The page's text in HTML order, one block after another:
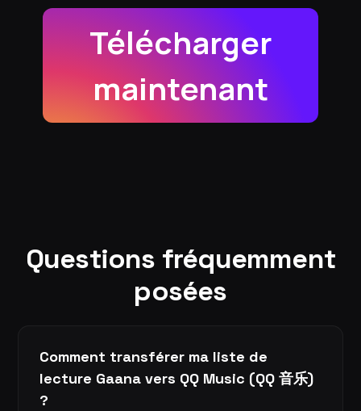
Télécharger
maintenant
Questions fréquemment
posées
Comment transférer ma liste de
lecture Gaana vers QQ Music (QQ 音乐)
?